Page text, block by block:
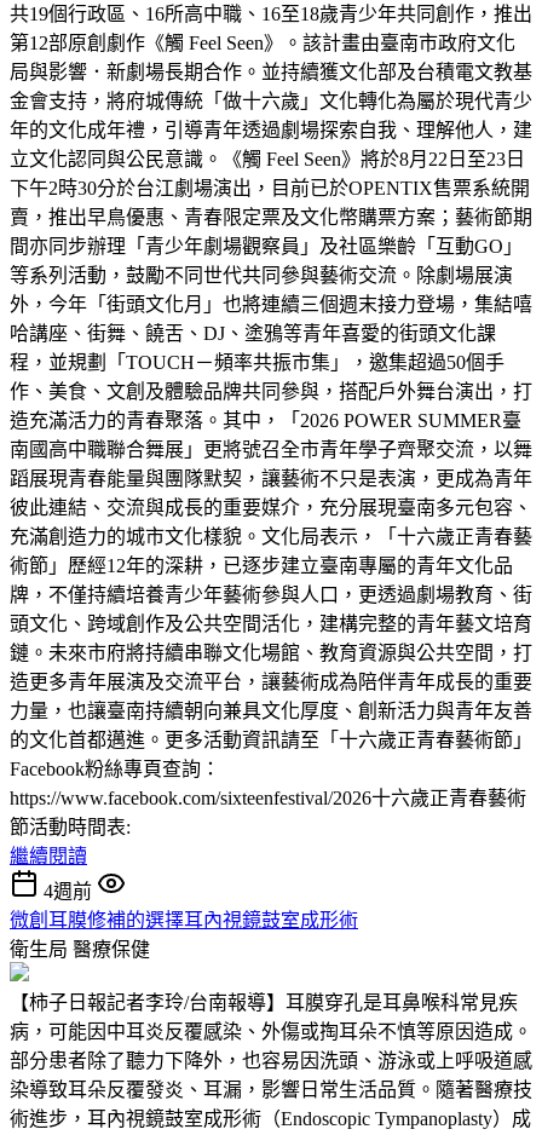
共19個行政區、16所高中職、16至18歲青少年共同創作，推出
第12部原創劇作《觸 Feel Seen》。該計畫由臺南市政府文化
局與影響．新劇場長期合作。並持續獲文化部及台積電文教基
金會支持，將府城傳統「做十六歲」文化轉化為屬於現代青少
年的文化成年禮，引導青年透過劇場探索自我、理解他人，建
立文化認同與公民意識。《觸 Feel Seen》將於8月22日至23日
下午2時30分於台江劇場演出，目前已於OPENTIX售票系統開
賣，推出早鳥優惠、青春限定票及文化幣購票方案；藝術節期
間亦同步辦理「青少年劇場觀察員」及社區樂齡「互動GO」
等系列活動，鼓勵不同世代共同參與藝術交流。除劇場展演
外，今年「街頭文化月」也將連續三個週末接力登場，集結嘻
哈講座、街舞、饒舌、DJ、塗鴉等青年喜愛的街頭文化課
程，並規劃「TOUCH－頻率共振市集」，邀集超過50個手
作、美食、文創及體驗品牌共同參與，搭配戶外舞台演出，打
造充滿活力的青春聚落。其中，「2026 POWER SUMMER臺
南國高中職聯合舞展」更將號召全市青年學子齊聚交流，以舞
蹈展現青春能量與團隊默契，讓藝術不只是表演，更成為青年
彼此連結、交流與成長的重要媒介，充分展現臺南多元包容、
充滿創造力的城市文化樣貌。文化局表示，「十六歲正青春藝
術節」歷經12年的深耕，已逐步建立臺南專屬的青年文化品
牌，不僅持續培養青少年藝術參與人口，更透過劇場教育、街
頭文化、跨域創作及公共空間活化，建構完整的青年藝文培育
鏈。未來市府將持續串聯文化場館、教育資源與公共空間，打
造更多青年展演及交流平台，讓藝術成為陪伴青年成長的重要
力量，也讓臺南持續朝向兼具文化厚度、創新活力與青年友善
的文化首都邁進。更多活動資訊請至「十六歲正青春藝術節」
Facebook粉絲專頁查詢：
https://www.facebook.com/sixteenfestival/2026十六歲正青春藝術
節活動時間表:
繼續閱讀
4週前
微創耳膜修補的選擇耳內視鏡鼓室成形術
衛生局 醫療保健
【柿子日報記者李玲/台南報導】耳膜穿孔是耳鼻喉科常見疾
病，可能因中耳炎反覆感染、外傷或掏耳朵不慎等原因造成。
部分患者除了聽力下降外，也容易因洗頭、游泳或上呼吸道感
染導致耳朵反覆發炎、耳漏，影響日常生活品質。隨著醫療技
術進步，耳內視鏡鼓室成形術（Endoscopic Tympanoplasty）成